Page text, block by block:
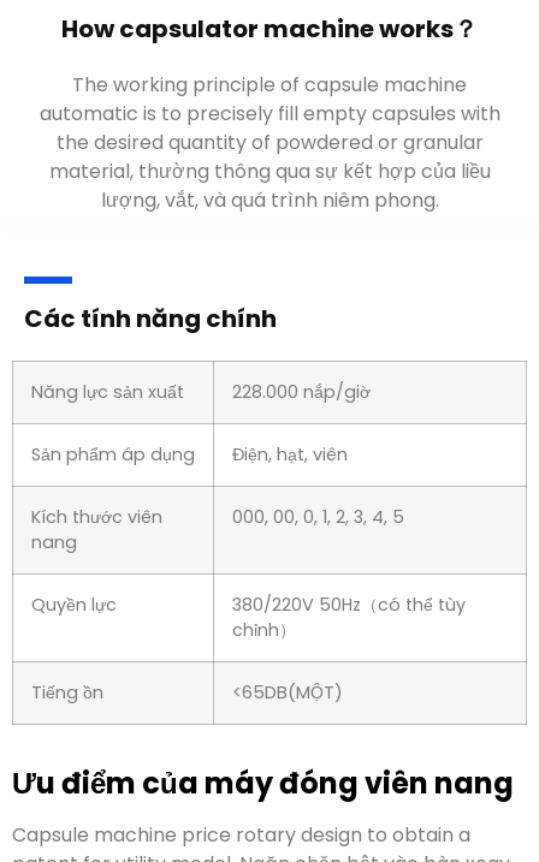
Điện, hạt, viên
Kích thước viên
nang
000, 00, 0, 1, 2, 3, 4, 5
Quyền lực
380/220V 50Hz（có thể tùy
chỉnh）
Ưu điểm của máy đóng viên nang
, Ngăn chặn bột vào bàn xoay bên trong một cách
hiệu quả, Không có ô nhiễm tràn bụi.
Kích thước máy viên nang 3 là thiết kế mô-đun, Bảo trì
phút.
, Áp dụng điều chỉnh ba chiều, làm cho tấm đo sáng
lực đồng đều, Khối lượng điều chỉnh là chính xác và
Các bộ phận chính